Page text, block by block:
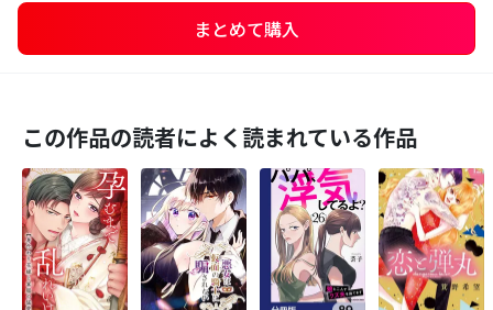
まとめて購入
この作品の読者によく読まれている作品